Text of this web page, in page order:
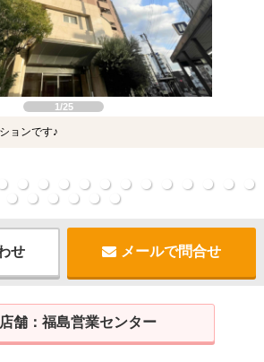
1/25
ョンです♪
せ メールで問合せ
舗： 福島営業センター